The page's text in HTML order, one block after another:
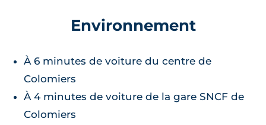
Environnement
À 6 minutes de voiture du centre de
Colomiers
À 4 minutes de voiture de la gare SNCF de
Colomiers